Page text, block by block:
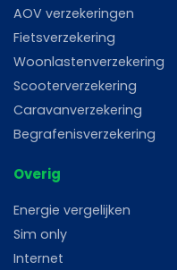
AOV verzekeringen
Fietsverzekering
Woonlastenverzekering
Scooterverzekering
Caravanverzekering
Begrafenisverzekering
Overig
Energie vergelijken
Sim only
Internet